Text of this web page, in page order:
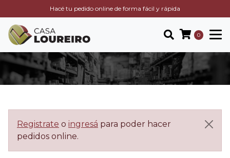
Hacé tu pedido online de forma fácil y rápida
0
Registrate o ingresá para poder hacer
pedidos online.